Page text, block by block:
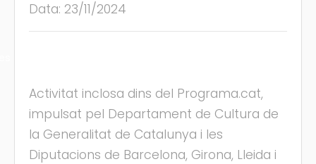
Data: 23/11/2024
Activitat inclosa dins del Programa.cat,
impulsat pel Departament de Cultura de
la Generalitat de Catalunya i les
Diputacions de Barcelona, Girona, Lleida i